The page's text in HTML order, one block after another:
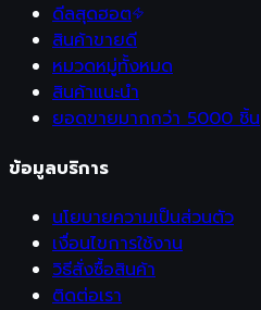
ดีลสุดฮอต
สินค้าขายดี
หมวดหมู่ทั้งหมด
สินค้าแนะนำ
ยอดขายมากกว่า 5000 ชิ้น
ข้อมูลบริการ
นโยบายความเป็นส่วนตัว
เงื่อนไขการใช้งาน
วิธีสั่งซื้อสินค้า
ติดต่อเรา